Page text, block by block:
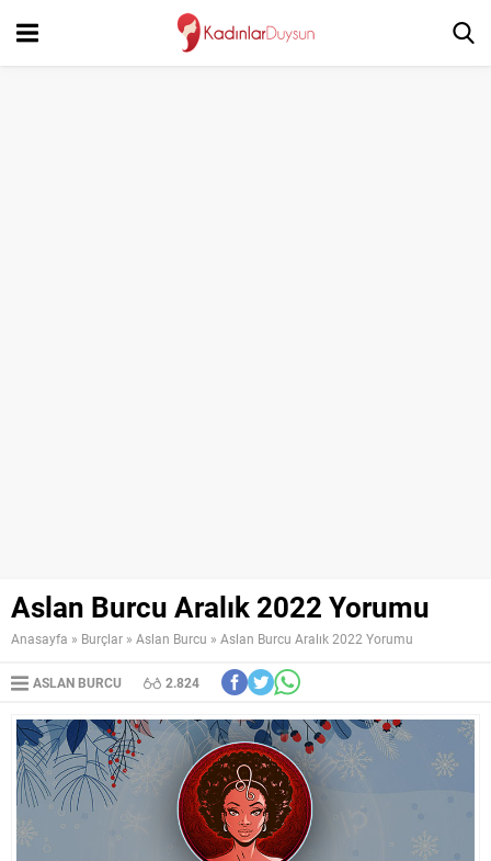
Aslan Burcu Aralık 2022 Yorumu
Anasayfa » Burçlar » Aslan Burcu » Aslan Burcu Aralık 2022 Yorumu
ASLAN BURCU 2.824